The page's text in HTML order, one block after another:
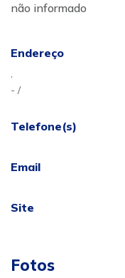
não informado
Endereço
,
- /
Telefone(s)
Email
Site
Fotos